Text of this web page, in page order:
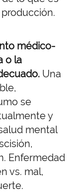
médico-
o la
Una
se
y
mental
Enfermedad
vs. mal,